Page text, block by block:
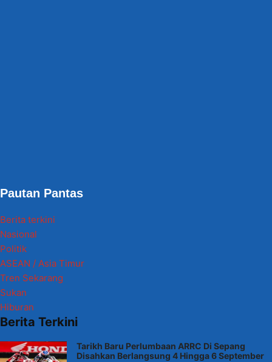
Pautan Pantas
Berita terkini
Nasional
Politik
ASEAN / Asia Timur
Tren Sekarang
Sukan
Hiburan
Berita Terkini
Tarikh Baru Perlumbaan ARRC Di Sepang
Disahkan Berlangsung 4 Hingga 6 September